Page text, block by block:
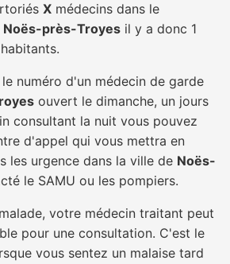
X médecins dans le
Noës-près-Troyes il y a donc 1
habitants.
numéro d'un médecin de garde
ouvert le dimanche, un jours
consultant la nuit vous pouvez
d'appel qui vous mettra en
les urgence dans la ville de Noës-
le SAMU ou les pompiers.
votre médecin traitant peut
pour une consultation. C'est le
vous sentez un malaise tard